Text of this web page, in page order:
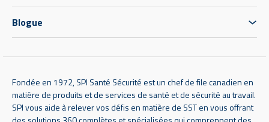
Blogue
Fondée en 1972, SPI Santé Sécurité est un chef de file canadien en
matière de produits et de services de santé et de sécurité au travail.
SPI vous aide à relever vos défis en matière de SST en vous offrant